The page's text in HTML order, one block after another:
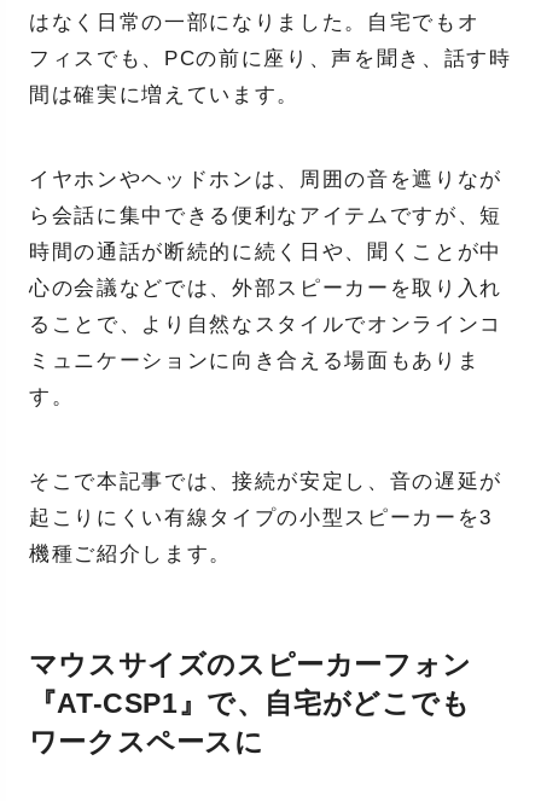
はなく日常の一部になりました。自宅でもオ
フィスでも、PCの前に座り、声を聞き、話す時
間は確実に増えています。
イヤホンやヘッドホンは、周囲の音を遮りなが
ら会話に集中できる便利なアイテムですが、短
時間の通話が断続的に続く日や、聞くことが中
心の会議などでは、外部スピーカーを取り入れ
ることで、より自然なスタイルでオンラインコ
ミュニケーションに向き合える場面もありま
す。
そこで本記事では、接続が安定し、音の遅延が
起こりにくい有線タイプの小型スピーカーを3
機種ご紹介します。
マウスサイズのスピーカーフォン
『AT-CSP1』で、自宅がどこでも
ワークスペースに